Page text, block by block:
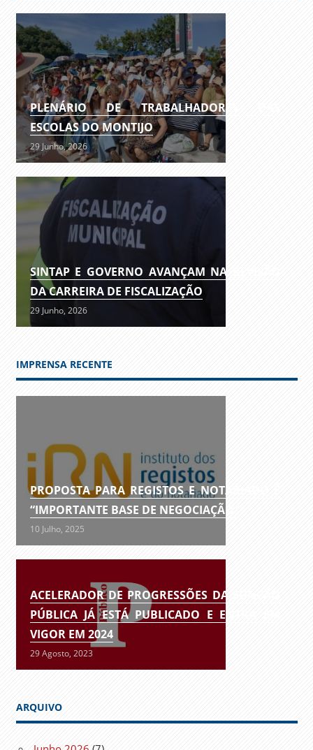
PLENÁRIO DE TRABALHADORES DAS
ESCOLAS DO MONTIJO
29 Junho, 2026
SINTAP E GOVERNO AVANÇAM NA REVISÃO
DA CARREIRA DE FISCALIZAÇÃO
29 Junho, 2026
IMPRENSA RECENTE
PROPOSTA PARA REGISTOS E NOTARIADO É
“IMPORTANTE BASE DE NEGOCIAÇÃO”
10 Julho, 2025
ACELERADOR DE PROGRESSÕES DA FUNÇÃO
PÚBLICA JÁ ESTÁ PUBLICADO E ENTRA EM
VIGOR EM 2024
29 Agosto, 2023
ARQUIVO